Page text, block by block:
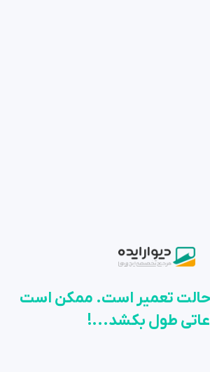
تعمیر است. ممکن است
طول بکشد...!